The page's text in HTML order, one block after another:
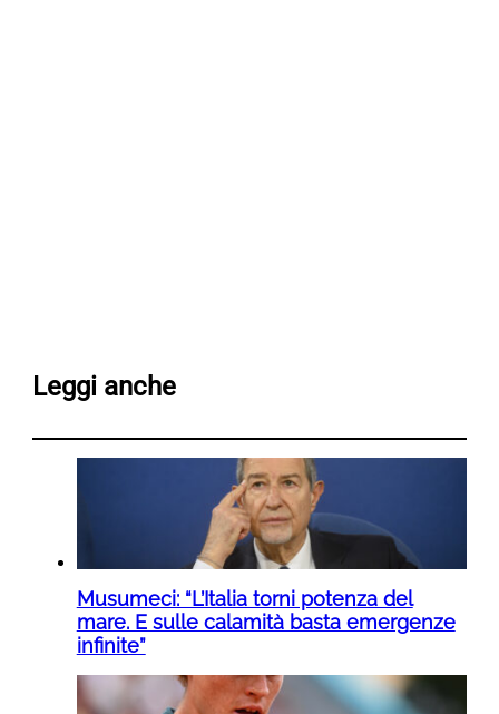
Leggi anche
Musumeci: “L’Italia torni potenza del
mare. E sulle calamità basta emergenze
infinite”